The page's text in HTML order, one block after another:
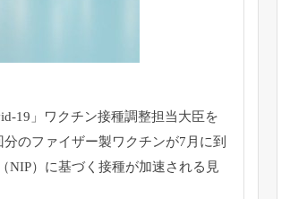
19」
ワクチン接種調整担当大臣を
のファイザー製ワクチンが7月に到
NIP）に基づく接種が加速される見